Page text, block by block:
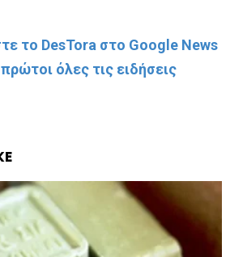
το DesTora στο Google News
όλες τις ειδήσεις